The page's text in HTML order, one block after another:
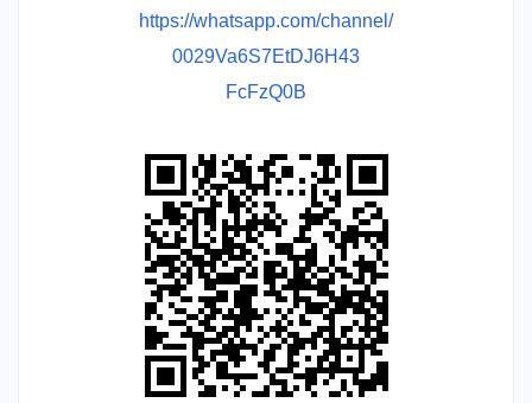
https://whatsapp.com/channel/
0029Va6S7EtDJ6H43
FcFzQ0B